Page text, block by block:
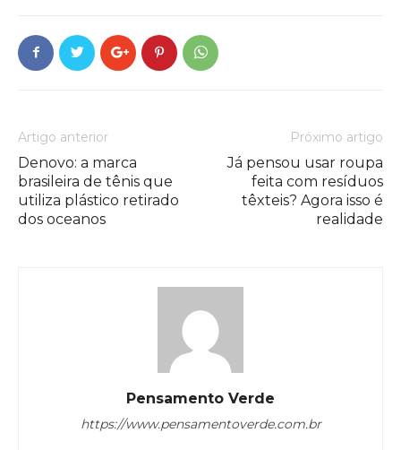
Artigo anterior
Denovo: a marca
brasileira de tênis que
utiliza plástico retirado
dos oceanos
Próximo artigo
Já pensou usar roupa
feita com resíduos
têxteis? Agora isso é
realidade
Pensamento Verde
https://www.pensamentoverde.com.br